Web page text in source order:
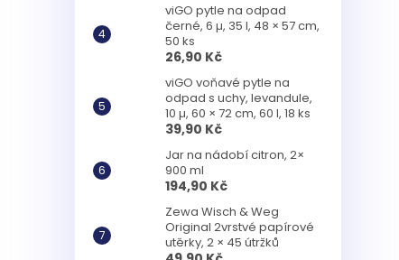
viGO pytle na odpad
černé, 6 µ, 35 l, 48 × 57 cm,
50 ks
26,90 Kč
viGO voňavé pytle na
odpad s uchy, levandule,
10 µ, 60 × 72 cm, 60 l, 18 ks
39,90 Kč
Jar na nádobí citron, 2×
900 ml
194,90 Kč
Zewa Wisch & Weg
Original 2vrstvé papírové
utěrky, 2 × 45 útržků